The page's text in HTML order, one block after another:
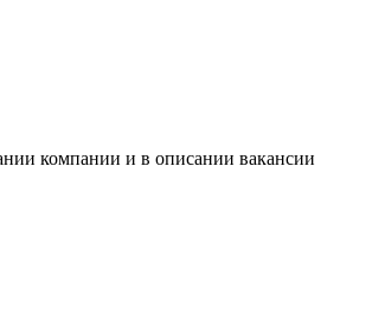
компании и в описании вакансии